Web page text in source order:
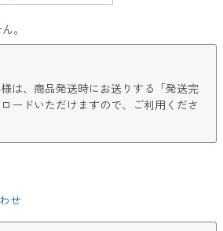
。
は、商品発送時にお送りする「発送完
ードいただけますので、ご利用くださ
せ